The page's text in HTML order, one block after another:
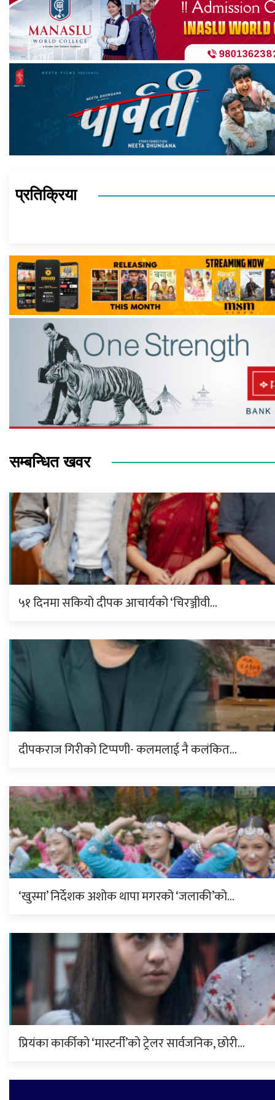
प्रतिक्रिया
सम्बन्धित खवर
५१ दिनमा सकियो दीपक आचार्यको ‘चिरञ्जीवी…
दीपकराज गिरीको टिप्पणी- कलमलाई नै कलंकित…
‘खुस्मा’ निर्देशक अशोक थापा मगरको ‘जलाकी’को…
प्रियंका कार्कीको ‘मास्टर्नी’को ट्रेलर सार्वजनिक, छोरी…